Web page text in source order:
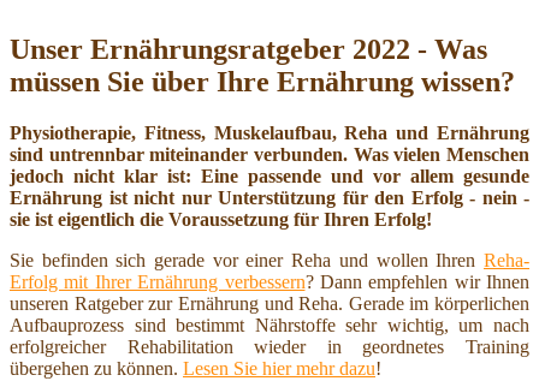
Unser Ernährungsratgeber 2022 - Was
müssen Sie über Ihre Ernährung wissen?
Physiotherapie, Fitness, Muskelaufbau, Reha und Ernährung
sind untrennbar miteinander verbunden. Was vielen Menschen
jedoch nicht klar ist: Eine passende und vor allem gesunde
Ernährung ist nicht nur Unterstützung für den Erfolg - nein -
sie ist eigentlich die Voraussetzung für Ihren Erfolg!
Sie befinden sich gerade vor einer Reha und wollen Ihren Reha-
Erfolg mit Ihrer Ernährung verbessern? Dann empfehlen wir Ihnen
unseren Ratgeber zur Ernährung und Reha. Gerade im körperlichen
Aufbauprozess sind bestimmt Nährstoffe sehr wichtig, um nach
erfolgreicher Rehabilitation wieder in geordnetes Training
übergehen zu können. Lesen Sie hier mehr dazu!